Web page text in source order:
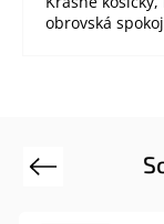
obrovská
Previous